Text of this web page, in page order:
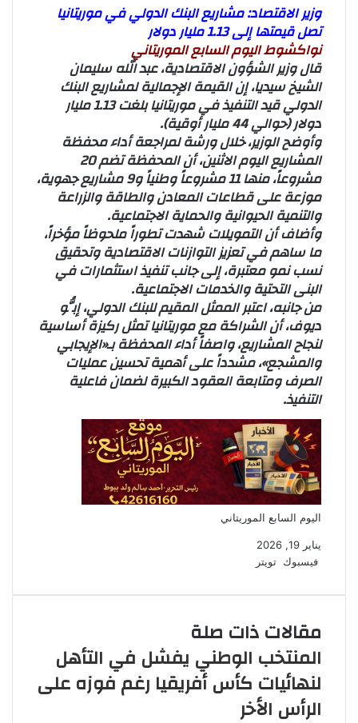
وزير الاقتصاد: مشاريع البنك الدولي في موريتانيا
تصل قيمتها إلى 1.13 مليار دولار
نواكشوط اليوم السابع الموريتاني
قال وزير الشؤون الاقتصادية، عبد الله سليمان
الشيخ سيديا، إن القيمة الإجمالية لمشاريع البنك
الدولي قيد التنفيذ في موريتانيا بلغت 1.13 مليار
دولار (حوالي 44 مليار أوقية).
وأوضح الوزير، خلال ورشة لمراجعة أداء محفظة
المشاريع اليوم الاثنين، أن المحفظة تضم 20
مشروعاً، منها 11 مشروعاً وطنياً و9 مشاريع جهوية،
موزعة على قطاعات المعادن والطاقة والزراعة
والتنمية الحيوانية والحماية الاجتماعية.
وأضاف أن التمويلات شهدت تطوراً ملحوظاً مؤخراً،
ما ساهم في تعزيز التوازنات الاقتصادية وتحقيق
نسب نمو معتبرة، إلى جانب تنفيذ استثمارات في
البنى التحتية والخدمات الاجتماعية.
من جانبه، اعتبر الممثل المقيم للبنك الدولي، إبُّو
ديوف، أن الشراكة مع موريتانيا تمثل ركيزة أساسية
لنجاح المشاريع، واصفاً أداء المحفظة بـ«الإيجابي
والمشجع»، مشدداً على أهمية تحسين عمليات
الصرف ومتابعة العقود الكبيرة لضمان فاعلية
التنفيذ.
اليوم السابع الموريتاني
يناير 19, 2026
فيسبوك تويتر
ن
د
ن
ت
ا
ل
ر
م
ا
ة
مقالات ذات صلة
المنتخب الوطني يفشل في التأهل
لنهائيات كأس أفريقيا رغم فوزه على
الرأس الأخر